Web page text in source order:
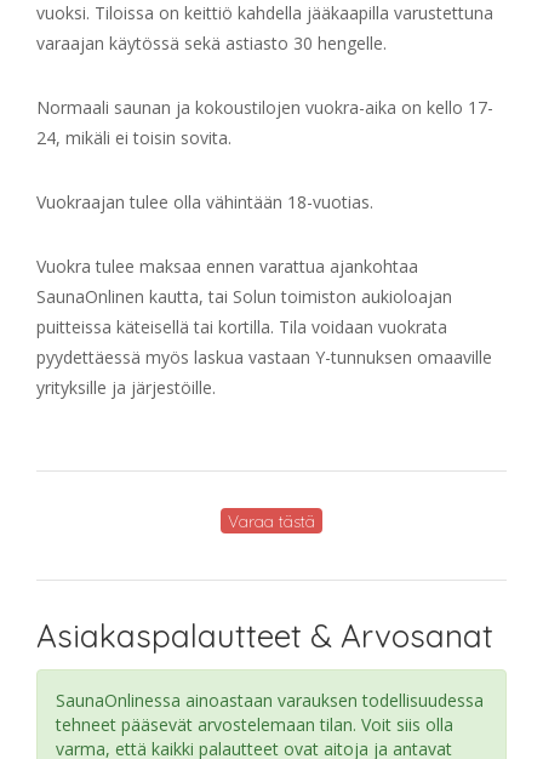
vuoksi. Tiloissa on keittiö kahdella jääkaapilla varustettuna
varaajan käytössä sekä astiasto 30 hengelle.
Normaali saunan ja kokoustilojen vuokra-aika on kello 17-
24, mikäli ei toisin sovita.
Vuokraajan tulee olla vähintään 18-vuotias.
Vuokra tulee maksaa ennen varattua ajankohtaa
SaunaOnlinen kautta, tai Solun toimiston aukioloajan
puitteissa käteisellä tai kortilla. Tila voidaan vuokrata
pyydettäessä myös laskua vastaan Y-tunnuksen omaaville
yrityksille ja järjestöille.
Varaa tästä
Asiakaspalautteet & Arvosanat
SaunaOnlinessa ainoastaan varauksen todellisuudessa
tehneet pääsevät arvostelemaan tilan. Voit siis olla
varma, että kaikki palautteet ovat aitoja ja antavat